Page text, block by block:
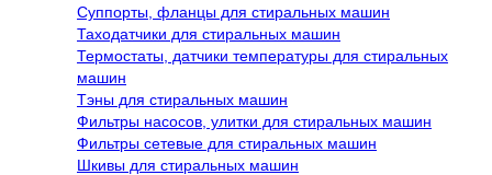
Суппорты, фланцы для стиральных машин
Таходатчики для стиральных машин
Термостаты, датчики температуры для стиральных
машин
Тэны для стиральных машин
Фильтры насосов, улитки для стиральных машин
Фильтры сетевые для стиральных машин
Шкивы для стиральных машин